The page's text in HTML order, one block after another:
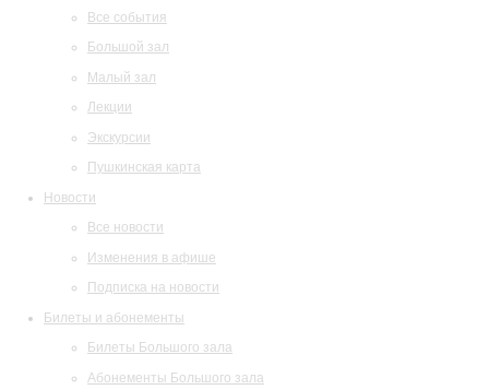
Все события
Большой зал
Малый зал
Лекции
Экскурсии
Пушкинская карта
Новости
Все новости
Изменения в афише
Подписка на новости
Билеты и абонементы
Билеты Большого зала
Абонементы Большого зала